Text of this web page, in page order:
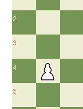
2
3
4
5